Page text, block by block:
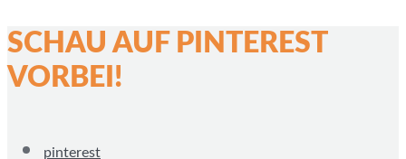
SCHAU AUF PINTEREST
VORBEI!
pinterest